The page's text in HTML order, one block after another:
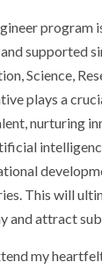
program
supported
Science,
plays a
nurturing
This will
and attract
my